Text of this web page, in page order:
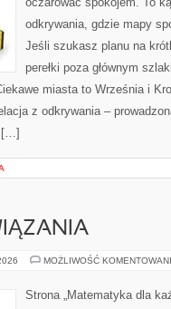
odkrywania, gdzie mapy
Jeśli szukasz planu na
perełki poza głównym
miasta to Września i
z odkrywania –
[…]
MOŻLIWOŚĆ
Strona „Matematyka dla